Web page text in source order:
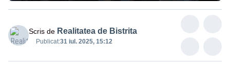
Scris de Realitatea de Bistrita
Publicat:31 iul. 2025, 15:12